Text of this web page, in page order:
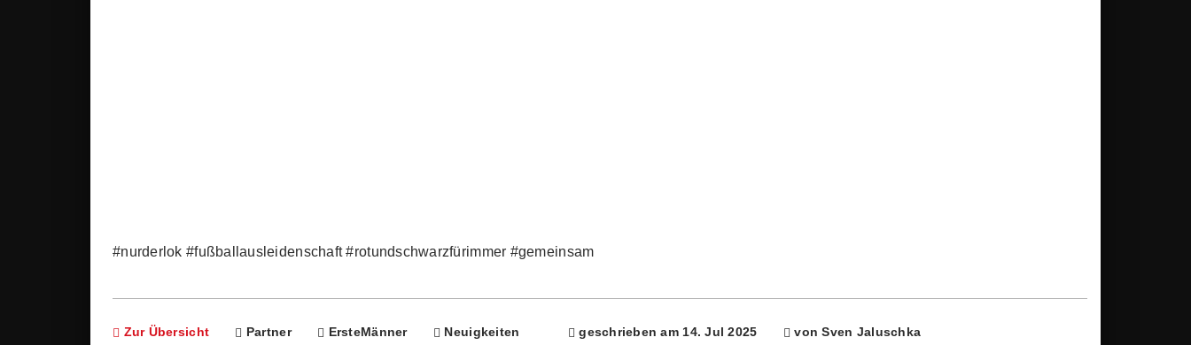
#nurderlok #fußballausleidenschaft #rotundschwarzfürimmer #gemeinsam
Zur Übersicht Partner ErsteMänner Neuigkeiten geschrieben am 14. Jul 2025 von Sven Jaluschka